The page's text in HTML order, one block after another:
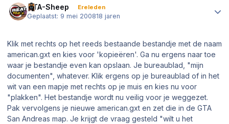
GTA-Sheep Ereleden
Geplaatst: 9 mei 200818 jaren
Klik met rechts op het reeds bestaande bestandje met de naam
american.gxt en kies voor 'kopieëren'. Ga nu ergens naar toe
waar je bestandje even kan opslaan. Je bureaublad, "mijn
documenten", whatever. Klik ergens op je bureaublad of in het
wit van een mapje met rechts op je muis en kies nu voor
"plakken". Het bestandje wordt nu veilig voor je weggezet.
Pak vervolgens je nieuwe american.gxt en zet die in de GTA
San Andreas map. Je krijgt de vraag gesteld "wilt u het